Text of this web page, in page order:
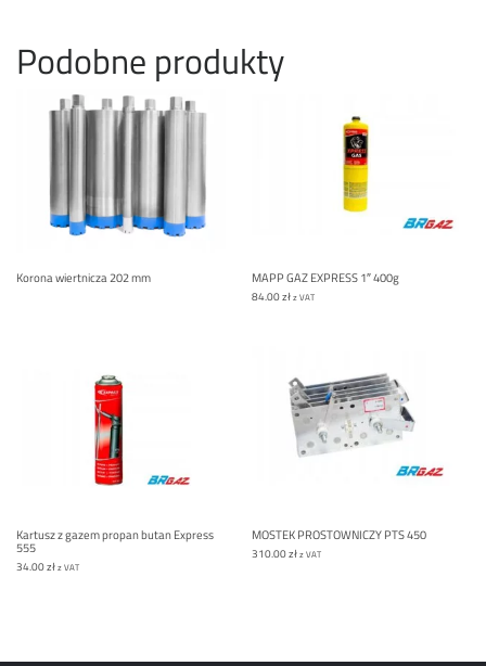
Podobne produkty
Korona wiertnicza 202 mm MAPP GAZ EXPRESS 1″ 400g
84.00złz VAT
Kartusz z gazem propan butan Express
555
34.00złz VAT
MOSTEK PROSTOWNICZY PTS 450
310.00złz VAT